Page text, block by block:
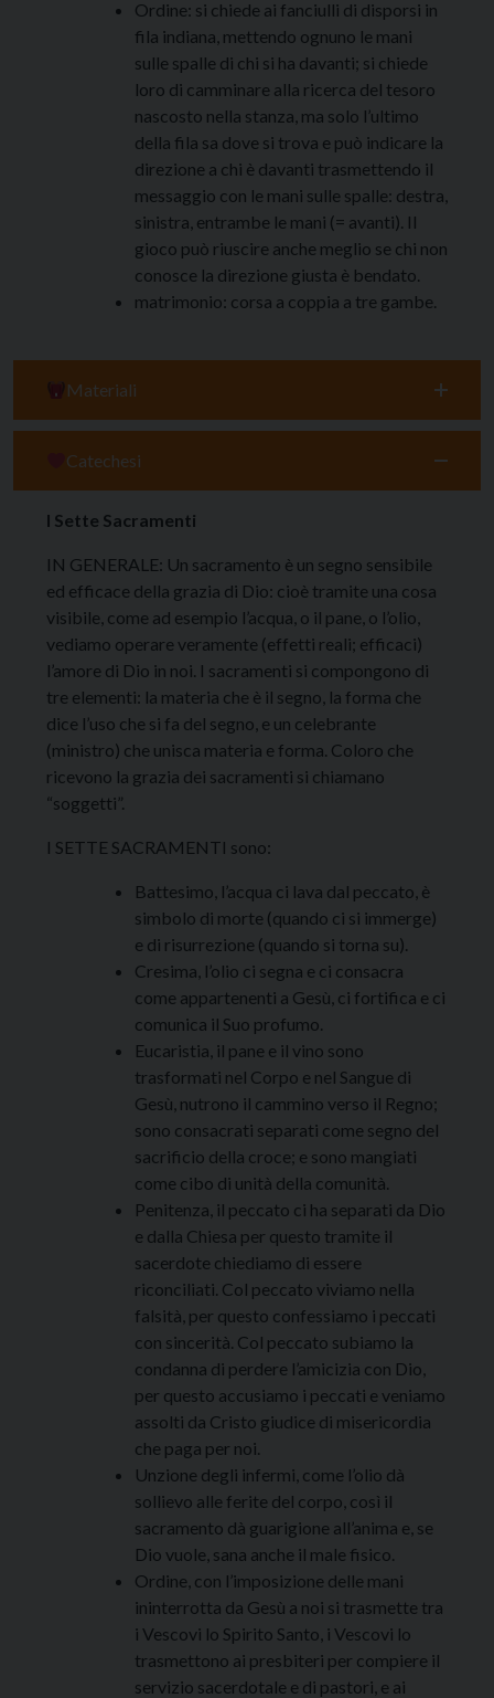
Ordine: si chiede ai fanciulli di disporsi in
fila indiana, mettendo ognuno le mani
sulle spalle di chi si ha davanti; si chiede
loro di camminare alla ricerca del tesoro
nascosto nella stanza, ma solo l’ultimo
della fila sa dove si trova e può indicare la
direzione a chi è davanti trasmettendo il
messaggio con le mani sulle spalle: destra,
sinistra, entrambe le mani (= avanti). Il
gioco può riuscire anche meglio se chi non
conosce la direzione giusta è bendato.
matrimonio: corsa a coppia a tre gambe.
Materiali
Catechesi
I Sette Sacramenti
IN GENERALE: Un sacramento è un segno sensibile
ed efficace della grazia di Dio: cioè tramite una cosa
visibile, come ad esempio l’acqua, o il pane, o l’olio,
vediamo operare veramente (effetti reali; efficaci)
l’amore di Dio in noi. I sacramenti si compongono di
tre elementi: la materia che è il segno, la forma che
dice l’uso che si fa del segno, e un celebrante
(ministro) che unisca materia e forma. Coloro che
ricevono la grazia dei sacramenti si chiamano
“soggetti”.
I SETTE SACRAMENTI sono:
Battesimo, l’acqua ci lava dal peccato, è
simbolo di morte (quando ci si immerge)
e di risurrezione (quando si torna su).
Cresima, l’olio ci segna e ci consacra
come appartenenti a Gesù, ci fortifica e ci
comunica il Suo profumo.
Eucaristia, il pane e il vino sono
trasformati nel Corpo e nel Sangue di
Gesù, nutrono il cammino verso il Regno;
sono consacrati separati come segno del
sacrificio della croce; e sono mangiati
come cibo di unità della comunità.
Penitenza, il peccato ci ha separati da Dio
e dalla Chiesa per questo tramite il
sacerdote chiediamo di essere
riconciliati. Col peccato viviamo nella
falsità, per questo confessiamo i peccati
con sincerità. Col peccato subiamo la
condanna di perdere l’amicizia con Dio,
per questo accusiamo i peccati e veniamo
assolti da Cristo giudice di misericordia
che paga per noi.
Unzione degli infermi, come l’olio dà
sollievo alle ferite del corpo, così il
sacramento dà guarigione all’anima e, se
Dio vuole, sana anche il male fisico.
Ordine, con l’imposizione delle mani
ininterrotta da Gesù a noi si trasmette tra
i Vescovi lo Spirito Santo, i Vescovi lo
trasmettono ai presbiteri per compiere il
servizio sacerdotale e di pastori, e ai